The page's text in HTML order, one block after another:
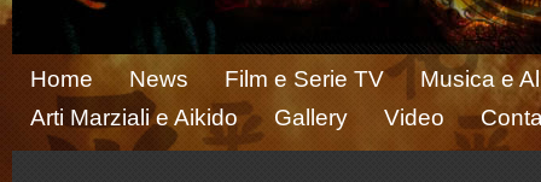
Home News Film e Serie TV
Musica e
Arti Marziali e Aikido
Gallery Video